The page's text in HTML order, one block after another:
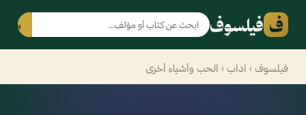
ف فيلسوف بحث
فيلسوف › آداب › الحب وأشياء أخرى